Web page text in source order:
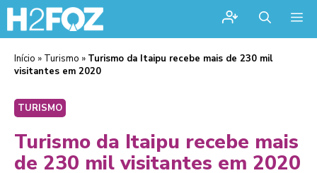
Início » Turismo » Turismo da Itaipu recebe mais de 230 mil
visitantes em 2020
TURISMO
Turismo da Itaipu recebe mais
de 230 mil visitantes em 2020